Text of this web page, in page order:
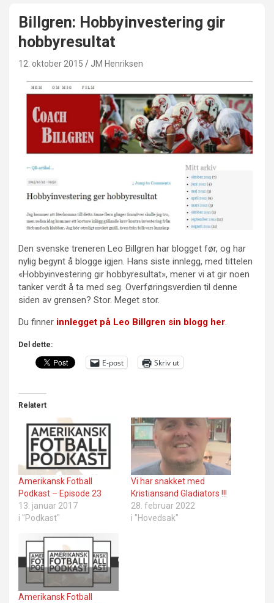
Billgren: Hobbyinvestering gir
hobbyresultat
12. oktober 2015 JM Henriksen
Den svenske treneren Leo Billgren har blogget før, og har
nylig begynt å blogge igjen. Hans siste innlegg, med tittelen
«Hobbyinvestering gir hobbyresultat», mener vi at gir noen
tanker verdt å ta med seg. Overføringsverdien til denne
siden av grensen? Stor. Meget stor.
Du finner innlegget på Leo Billgren sin blogg her.
Del dette:
E-post Skriv ut
Relatert
Amerikansk Fotball
Podkast – Episode 23
13. januar 2017
i "Podkast"
Vi har snakket med
Kristiansand Gladiators !!!
28. februar 2022
i "Hovedsak"
Amerikansk Fotball